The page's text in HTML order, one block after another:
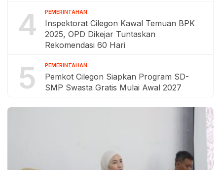
4 PEMERINTAHAN
Inspektorat Cilegon Kawal Temuan BPK
2025, OPD Dikejar Tuntaskan
Rekomendasi 60 Hari
5 PEMERINTAHAN
Pemkot Cilegon Siapkan Program SD-
SMP Swasta Gratis Mulai Awal 2027